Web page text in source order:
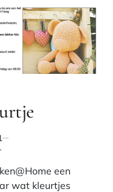
een
wat kleurtjes